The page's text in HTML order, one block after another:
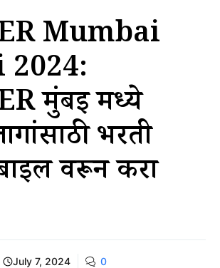
Mumbai
मुंबई मध्ये
भरती
वरून करा
July 7, 2024 0